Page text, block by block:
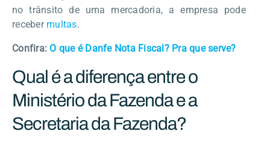
no trânsito de uma mercadoria, a empresa pode
receber multas.
Confira: O que é Danfe Nota Fiscal? Pra que serve?
Qual é a diferença entre o
Ministério da Fazenda e a
Secretaria da Fazenda?